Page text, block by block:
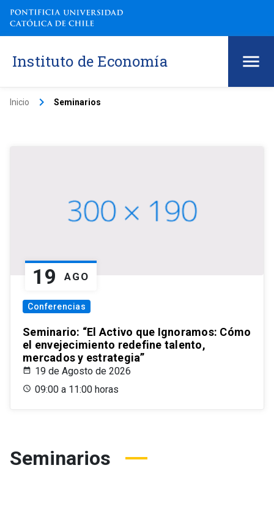
Instituto de Economía
Inicio keyboard_arrow_right Seminarios
19 AGO
Conferencias
Seminario: “El Activo que Ignoramos: Cómo
el envejecimiento redefine talento,
mercados y estrategia”
19 de Agosto de 2026
09:00 a 11:00 horas
Seminarios